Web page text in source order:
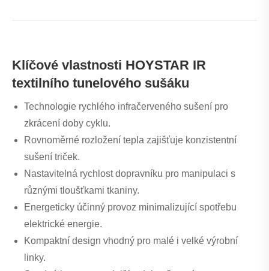
Klíčové vlastnosti HOYSTAR IR
textilního tunelového sušáku
Technologie rychlého infračerveného sušení pro
zkrácení doby cyklu.
Rovnoměrné rozložení tepla zajišťuje konzistentní
sušení triček.
Nastavitelná rychlost dopravníku pro manipulaci s
různými tloušťkami tkaniny.
Energeticky účinný provoz minimalizující spotřebu
elektrické energie.
Kompaktní design vhodný pro malé i velké výrobní
linky.